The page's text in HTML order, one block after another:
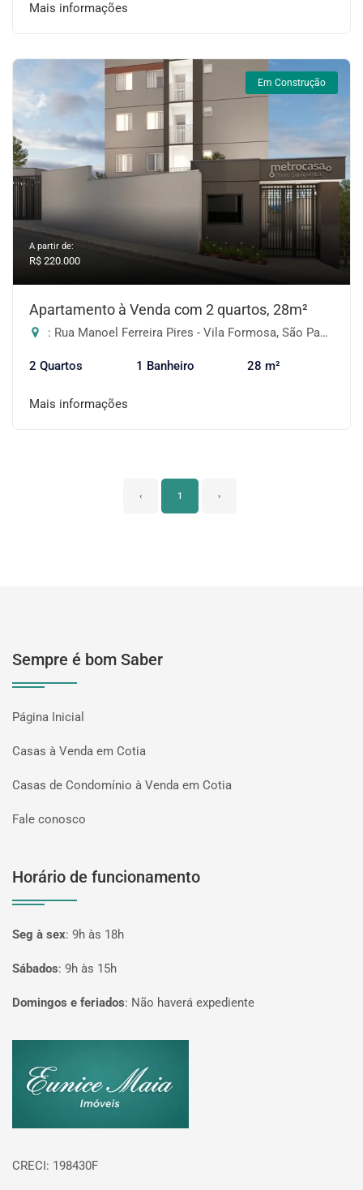
Mais informações
Em Construção
A partir de:
R$ 220.000
Apartamento à Venda com 2 quartos, 28m²
: Rua Manoel Ferreira Pires - Vila Formosa, São Paulo-SP
2 Quartos 1 Banheiro 28 m²
Mais informações
‹ 1 ›
Sempre é bom Saber
Página Inicial
Casas à Venda em Cotia
Casas de Condomínio à Venda em Cotia
Fale conosco
Horário de funcionamento
Seg à sex: 9h às 18h
Sábados: 9h às 15h
Domingos e feriados: Não haverá expediente
CRECI: 198430F